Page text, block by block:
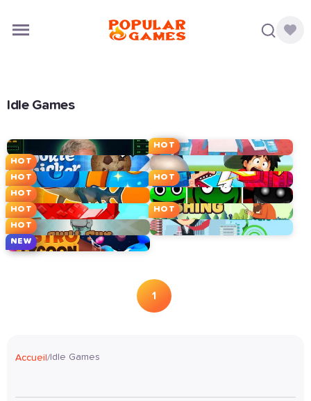
Idle Games
HOT
HOT
HOT
HOT
HOT
HOT
HOT
HOT
NEW
1
Accueil/ Idle Games